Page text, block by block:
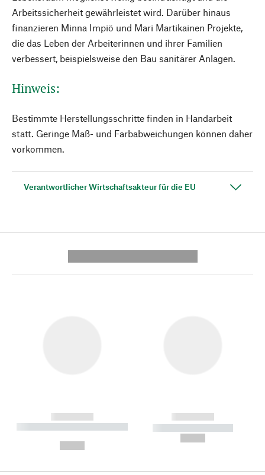
Arbeitssicherheit gewährleistet wird. Darüber hinaus
finanzieren Minna Impiö und Mari Martikainen Projekte,
die das Leben der Arbeiterinnen und ihrer Familien
verbessert, beispielsweise den Bau sanitärer Anlagen.
Hinweis:
Bestimmte Herstellungsschritte finden in Handarbeit
statt. Geringe Maß- und Farbabweichungen können daher
vorkommen.
Verantwortlicher Wirtschaftsakteur für die EU
------------
----------- ----------- --------
------------
----------- -----------